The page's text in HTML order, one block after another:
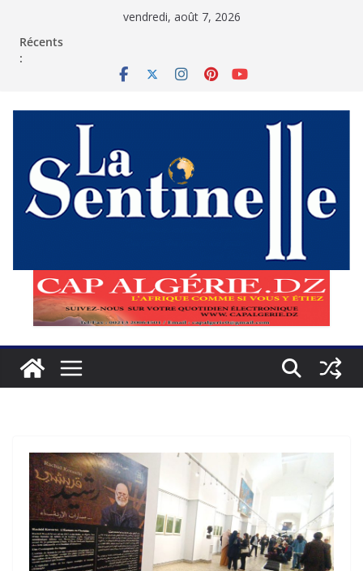
vendredi, août 7, 2026
Récents
: